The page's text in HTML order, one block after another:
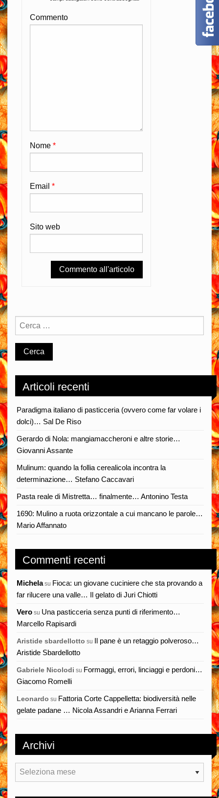
Commento
Nome *
Email *
Sito web
Articoli recenti
Paradigma italiano di pasticceria (ovvero come far volare i
dolci)… Sal De Riso
Gerardo di Nola: mangiamaccheroni e altre storie…
Giovanni Assante
Mulinum: quando la follia cerealicola incontra la
determinazione… Stefano Caccavari
Pasta reale di Mistretta… finalmente… Antonino Testa
1690: Mulino a ruota orizzontale a cui mancano le parole…
Mario Affannato
Commenti recenti
Michelasu Fioca: un giovane cuciniere che sta provando a
far rilucere una valle… Il gelato di Juri Chiotti
Vero su Una pasticceria senza punti di riferimento…
Marcello Rapisardi
Aristide sbardellotto su Il pane è un retaggio polveroso…
Aristide Sbardellotto
Gabriele Nicolodi su Formaggi, errori, linciaggi e perdoni…
Giacomo Romelli
Leonardo su Fattoria Corte Cappelletta: biodiversità nelle
gelate padane … Nicola Assandri e Arianna Ferrari
Archivi
Archivi